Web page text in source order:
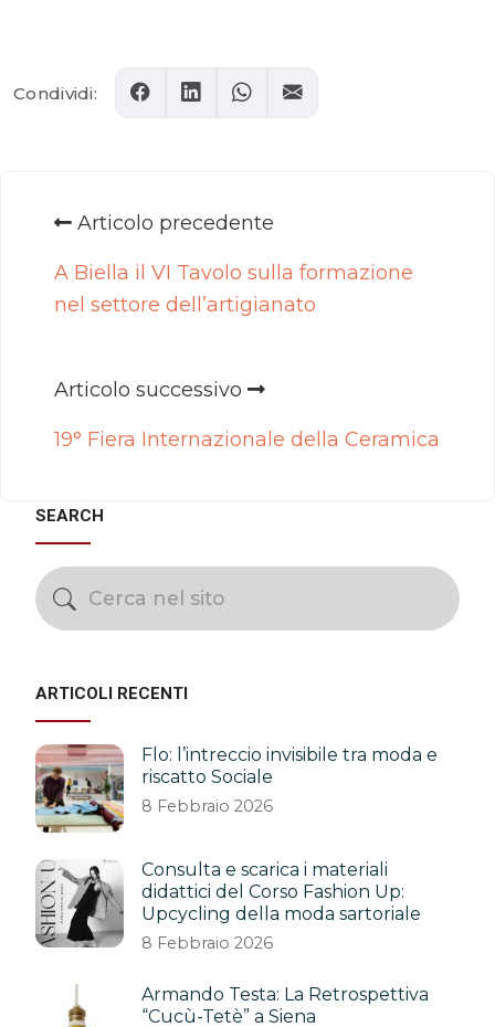
Condividi:
Articolo precedente
A Biella il VI Tavolo sulla formazione
nel settore dell’artigianato
Articolo successivo
19° Fiera Internazionale della Ceramica
SEARCH
ARTICOLI RECENTI
Flo: l’intreccio invisibile tra moda e
riscatto Sociale
8 Febbraio 2026
Consulta e scarica i materiali
didattici del Corso Fashion Up:
Upcycling della moda sartoriale
8 Febbraio 2026
Armando Testa: La Retrospettiva
“Cucù-Tetè” a Siena